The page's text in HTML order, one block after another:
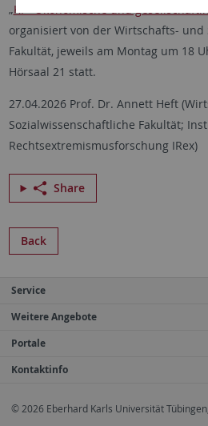
„KI - Ökonomische und
organisiert von der Wirtschafts- und
Fakultät, jeweils am Montag um 18
Hörsaal 21 statt.
27.04.2026 Prof. Dr. Annett Heft
Sozialwissenschaftliche Fakultät;
Rechtsextremismusforschung IRex)
Share
Back
Service
Weitere Angebote
Portale
Kontaktinfo
© 2026 Eberhard Karls Universität